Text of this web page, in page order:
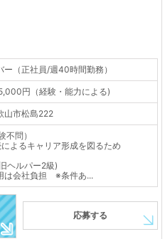
（正社員/週40時間勤務）
円（経験・能力による)
山市松島222
不問）
よるキャリア形成を図るため
ヘルパー2級)
は会社負担 ※条件あ...
応募する